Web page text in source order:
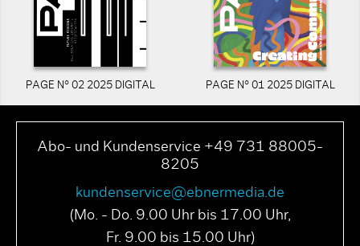
PAGE N° 02 2025 DIGITAL PAGE N° 01 2025 DIGITAL
Abo- und Kundenservice +49 731 88005-
8205
kundenservice@ebnermedia.de
(Mo. - Do. 9.00 Uhr bis 17.00 Uhr,
Fr. 9.00 bis 15.00 Uhr)